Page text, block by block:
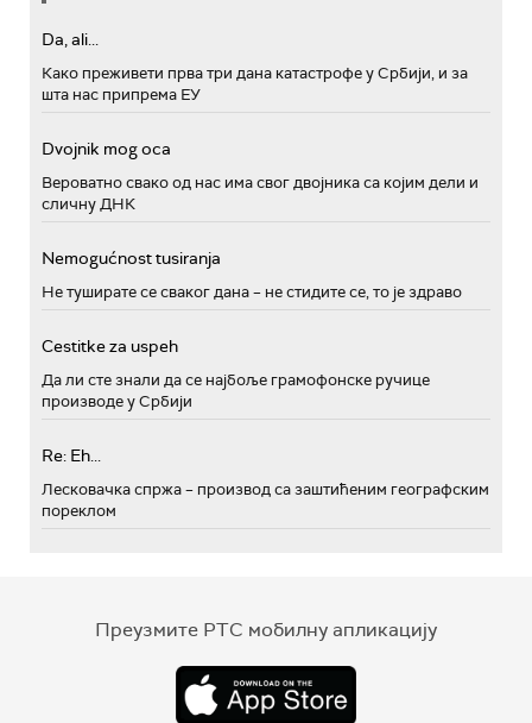
Da, ali...
Како преживети прва три дана катастрофе у Србији, и за
шта нас припрема ЕУ
Dvojnik mog oca
Вероватно свако од нас има свог двојника са којим дели и
сличну ДНК
Nemogućnost tusiranja
Не туширате се сваког дана – не стидите се, то је здраво
Cestitke za uspeh
Да ли сте знали да се најбоље грамофонске ручице
производе у Србији
Re: Eh...
Лесковачка спржа – производ са заштићеним географским
пореклом
Преузмите РТС мобилну апликацију